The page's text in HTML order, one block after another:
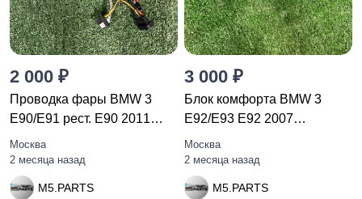
2 000 ₽
Проводка фары BMW 3
E90/E91 рест. E90 2011
6925629
Москва
2 месяца назад
M5.PARTS
3 000 ₽
Блок комфорта BMW 3
E92/E93 E92 2007
61359134483
Москва
2 месяца назад
M5.PARTS